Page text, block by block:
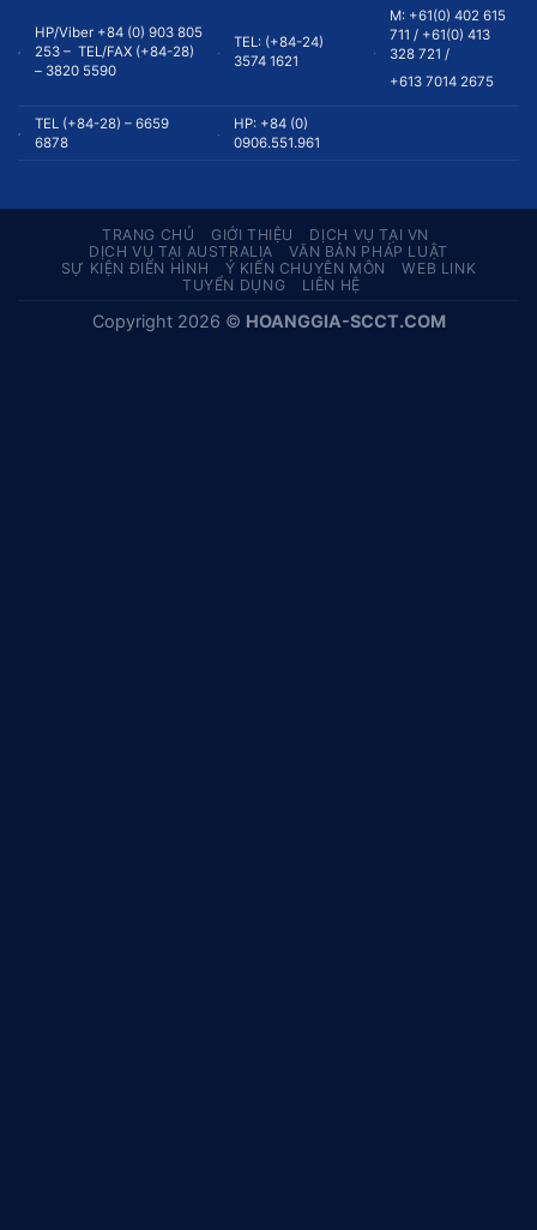
HP/Viber +84 (0) 903 805
253 – TEL/FAX (+84-28)
– 3820 5590
TEL: (+84-24)
3574 1621
M: +61(0) 402 615
711 / +61(0) 413
328 721 /
+613 7014 2675
TEL (+84-28) – 6659
6878
HP: +84 (0)
0906.551.961
TRANG CHỦ GIỚI THIỆU
DỊCH VỤ TẠI VN
DỊCH VỤ TẠI AUSTRALIA
VĂN BẢN PHÁP LUẬT
SỰ KIỆN ĐIỂN HÌNH
Ý KIẾN CHUYÊN MÔN
WEB LINK
TUYỂN DỤNG
LIÊN HỆ
Copyright 2026 © HOANGGIA-SCCT.COM